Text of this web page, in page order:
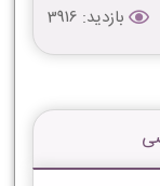
بازدید: 3916